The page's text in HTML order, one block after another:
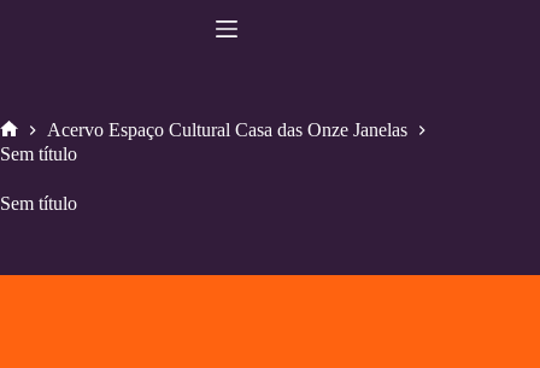
Home
Acervo Espaço Cultural Casa das Onze Janelas
Sem título
Sem título